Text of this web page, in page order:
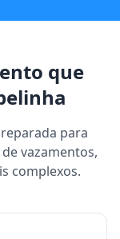
que
para
vazamentos,
complexos.